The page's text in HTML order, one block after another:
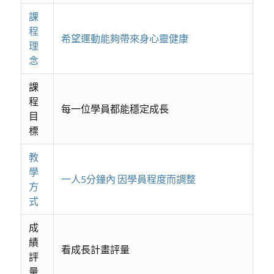
課
程
理
念
希望運動能夠帶來身心靈健康
課
程
目
標
每一位學員都能穩定成長
教
學
方
式
一人5分鐘內 因學員程度而調整
成
績
評
量
看成長計畫評量